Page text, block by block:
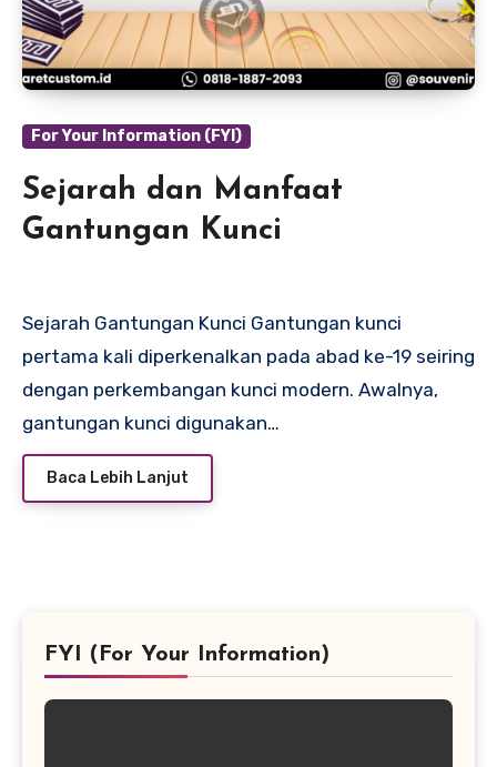
For Your Information (FYI)
Sejarah dan Manfaat
Gantungan Kunci
Sejarah Gantungan Kunci Gantungan kunci
pertama kali diperkenalkan pada abad ke-19 seiring
dengan perkembangan kunci modern. Awalnya,
gantungan kunci digunakan…
Baca Lebih Lanjut
FYI (For Your Information)